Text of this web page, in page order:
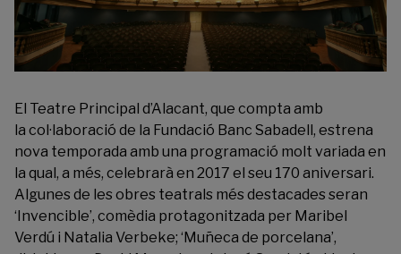
El Teatre Principal d’Alacant, que compta amb
la col·laboració de la Fundació Banc Sabadell, estrena
nova temporada amb una programació molt variada en
la qual, a més, celebrarà en 2017 el seu 170 aniversari.
Algunes de les obres teatrals més destacades seran
‘Invencible’, comèdia protagonitzada per Maribel
Verdú i Natalia Verbeke; ‘Muñeca de porcelana’,